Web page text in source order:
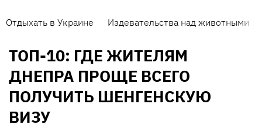
Отдыхать в Украине Издевательства над животными
ТОП-10: ГДЕ ЖИТЕЛЯМ
ДНЕПРА ПРОЩЕ ВСЕГО
ПОЛУЧИТЬ ШЕНГЕНСКУЮ
ВИЗУ